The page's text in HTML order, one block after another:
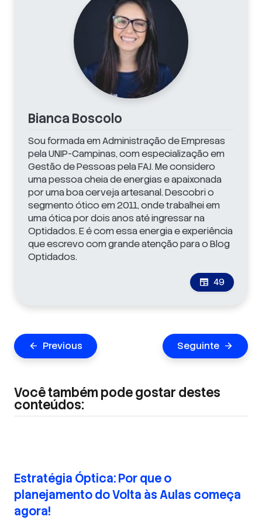
Bianca Boscolo
Sou formada em Administração de Empresas
pela UNIP-Campinas, com especialização em
Gestão de Pessoas pela FAJ. Me considero
uma pessoa cheia de energias e apaixonada
por uma boa cerveja artesanal. Descobri o
segmento ótico em 2011, onde trabalhei em
uma ótica por dois anos até ingressar na
Optidados. E é com essa energia e experiência
que escrevo com grande atenção para o Blog
Optidados.
newspaper 49
Navegação
de
arrow_back Previous Seguinte arrow_forward
Você também pode gostar destes
conteúdos:
Estratégia Óptica: Por que o
planejamento do Volta às Aulas começa
agora!